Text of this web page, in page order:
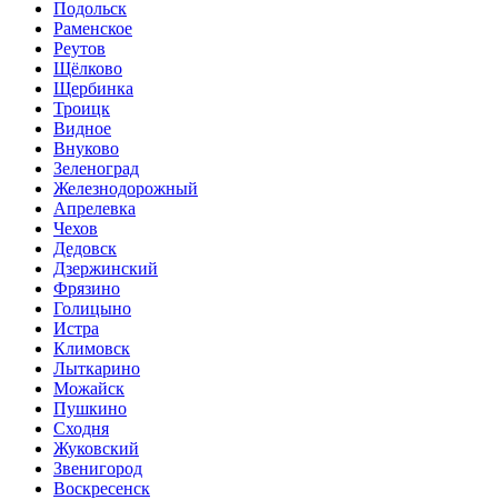
Подольск
Раменское
Реутов
Щёлково
Щербинка
Троицк
Видное
Внуково
Зеленоград
Железнодорожный
Апрелевка
Чехов
Дедовск
Дзержинский
Фрязино
Голицыно
Истра
Климовск
Лыткарино
Можайск
Пушкино
Сходня
Жуковский
Звенигород
Воскресенск